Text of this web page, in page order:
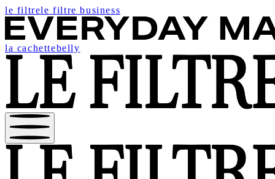
le filtrele filtre business
la cachettebelly